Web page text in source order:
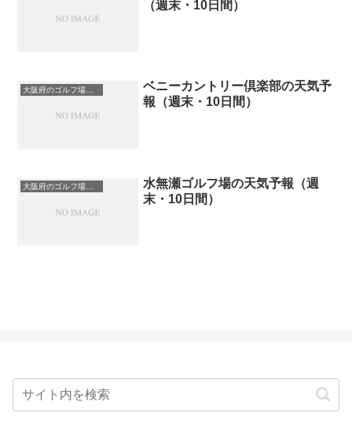
（週末・10日間）
大阪府のゴルフ場一覧｜距離が長い・広いゴルフ場ランキング
ベニーカントリー倶楽部の天気予
報（週末・10日間）
大阪府のゴルフ場一覧｜距離が長い・広いゴルフ場ランキング
水無瀬ゴルフ場の天気予報（週
末・10日間）